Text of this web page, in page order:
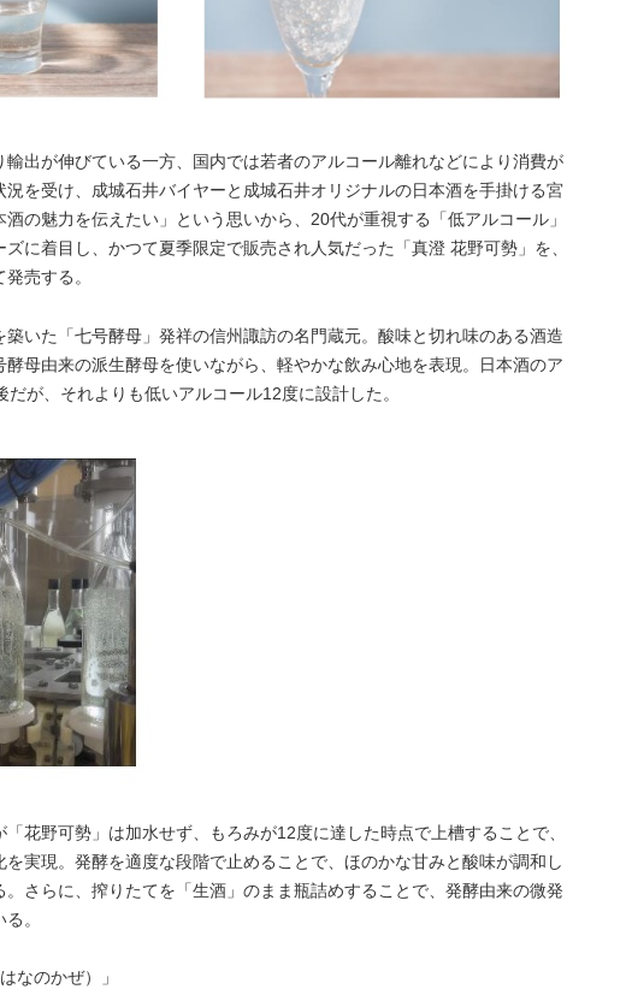
出が伸びている一方、国内では若者のアルコール離れなどにより消費が
を受け、成城石井バイヤーと成城石井オリジナルの日本酒を手掛ける宮
の魅力を伝えたい」という思いから、20代が重視する「低アルコール」
ズに着目し、かつて夏季限定で販売され人気だった「真澄 花野可勢」を、
売する。
いた「七号酵母」発祥の信州諏訪の名門蔵元。酸味と切れ味のある酒造
酵母由来の派生酵母を使いながら、軽やかな飲み心地を表現。日本酒のア
が、それよりも低いアルコール12度に設計した。
花野可勢」は加水せず、もろみが12度に達した時点で上槽することで、
実現。発酵を適度な段階で止めることで、ほのかな甘みと酸味が調和し
さらに、搾りたてを「生酒」のまま瓶詰めすることで、発酵由来の微発
。
なのかぜ）」